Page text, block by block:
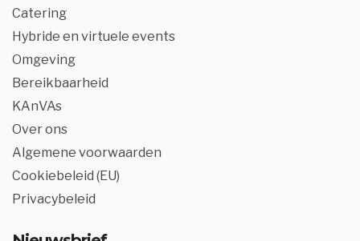
Catering
Hybride en virtuele events
Omgeving
Bereikbaarheid
KAnVAs
Over ons
Algemene voorwaarden
Cookiebeleid (EU)
Privacybeleid